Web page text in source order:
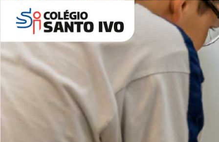
Desafios | Saiba mais